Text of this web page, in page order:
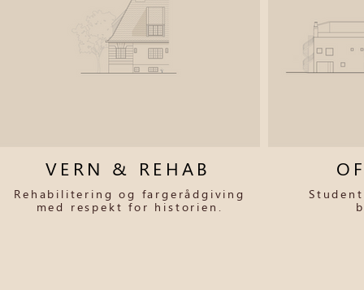
VERN & REHAB
Rehabilitering og fargerådgiving
med respekt for historien.